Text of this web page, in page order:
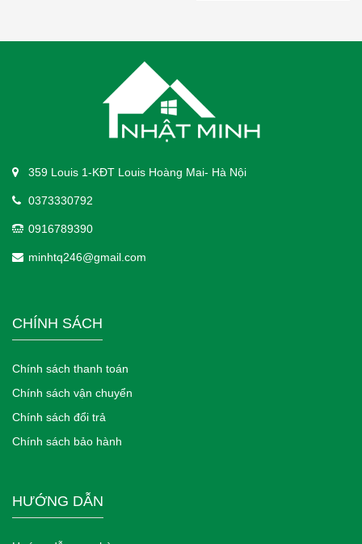
359 Louis 1-KĐT Louis Hoàng Mai- Hà Nội
0373330792
0916789390
minhtq246@gmail.com
CHÍNH SÁCH
Chính sách thanh toán
Chính sách vận chuyển
Chính sách đổi trả
Chính sách bảo hành
HƯỚNG DẪN